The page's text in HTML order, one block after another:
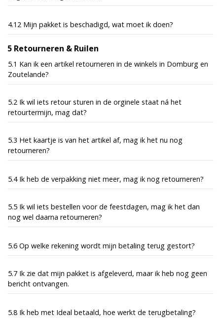
4.12 Mijn pakket is beschadigd, wat moet ik doen?
5 Retourneren & Ruilen
5.1 Kan ik een artikel retourneren in de winkels in Domburg en
Zoutelande?
5.2 Ik wil iets retour sturen in de orginele staat ná het
retourtermijn, mag dat?
5.3 Het kaartje is van het artikel af, mag ik het nu nog
retourneren?
5.4 Ik heb de verpakking niet meer, mag ik nog retourneren?
5.5 Ik wil iets bestellen voor de feestdagen, mag ik het dan
nog wel daarna retourneren?
5.6 Op welke rekening wordt mijn betaling terug gestort?
5.7 Ik zie dat mijn pakket is afgeleverd, maar ik heb nog geen
bericht ontvangen.
5.8 Ik heb met Ideal betaald, hoe werkt de terugbetaling?